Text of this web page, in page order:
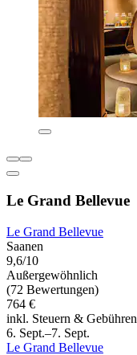
Le Grand Bellevue
Le Grand Bellevue
Saanen
9,6/10
Außergewöhnlich
(72 Bewertungen)
764 €
inkl. Steuern & Gebühren
6. Sept.–7. Sept.
Le Grand Bellevue